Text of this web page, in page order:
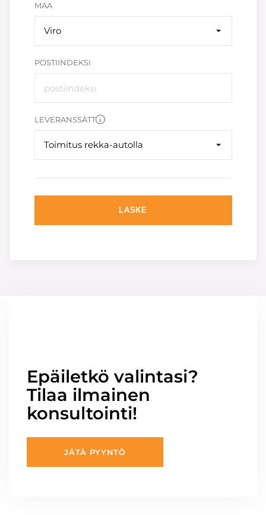
MAA
Viro
POSTIINDEKSI
LEVERANSSÄTT
Toimitus rekka-autolla
LASKE
Epäiletkö valintasi?
Tilaa ilmainen
konsultointi!
JÄTÄ PYYNTÖ